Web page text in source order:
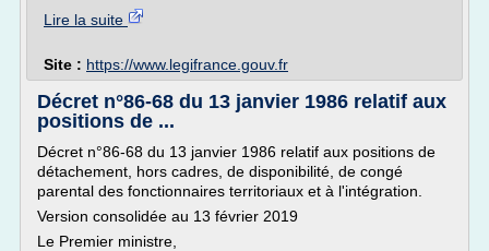
Lire la suite
Site : https://www.legifrance.gouv.fr
Décret n°86-68 du 13 janvier 1986 relatif aux
positions de ...
Décret n°86-68 du 13 janvier 1986 relatif aux positions de
détachement, hors cadres, de disponibilité, de congé
parental des fonctionnaires territoriaux et à l'intégration.
Version consolidée au 13 février 2019
Le Premier ministre,